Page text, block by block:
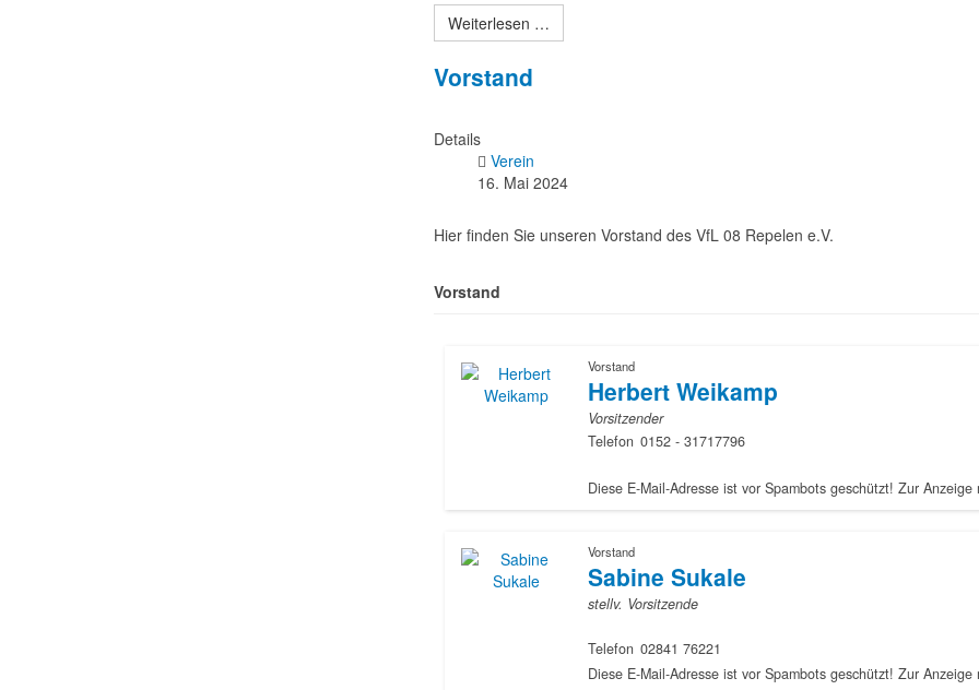
Weiterlesen …
Vorstand
Details
Verein
16. Mai 2024
Hier finden Sie unseren Vorstand des VfL 08 Repelen e.V.
Vorstand
Vorstand
Herbert Weikamp
Vorsitzender
Telefon 0152 - 31717796
Vorstand
Sabine Sukale
stellv. Vorsitzende
Telefon 02841 76221